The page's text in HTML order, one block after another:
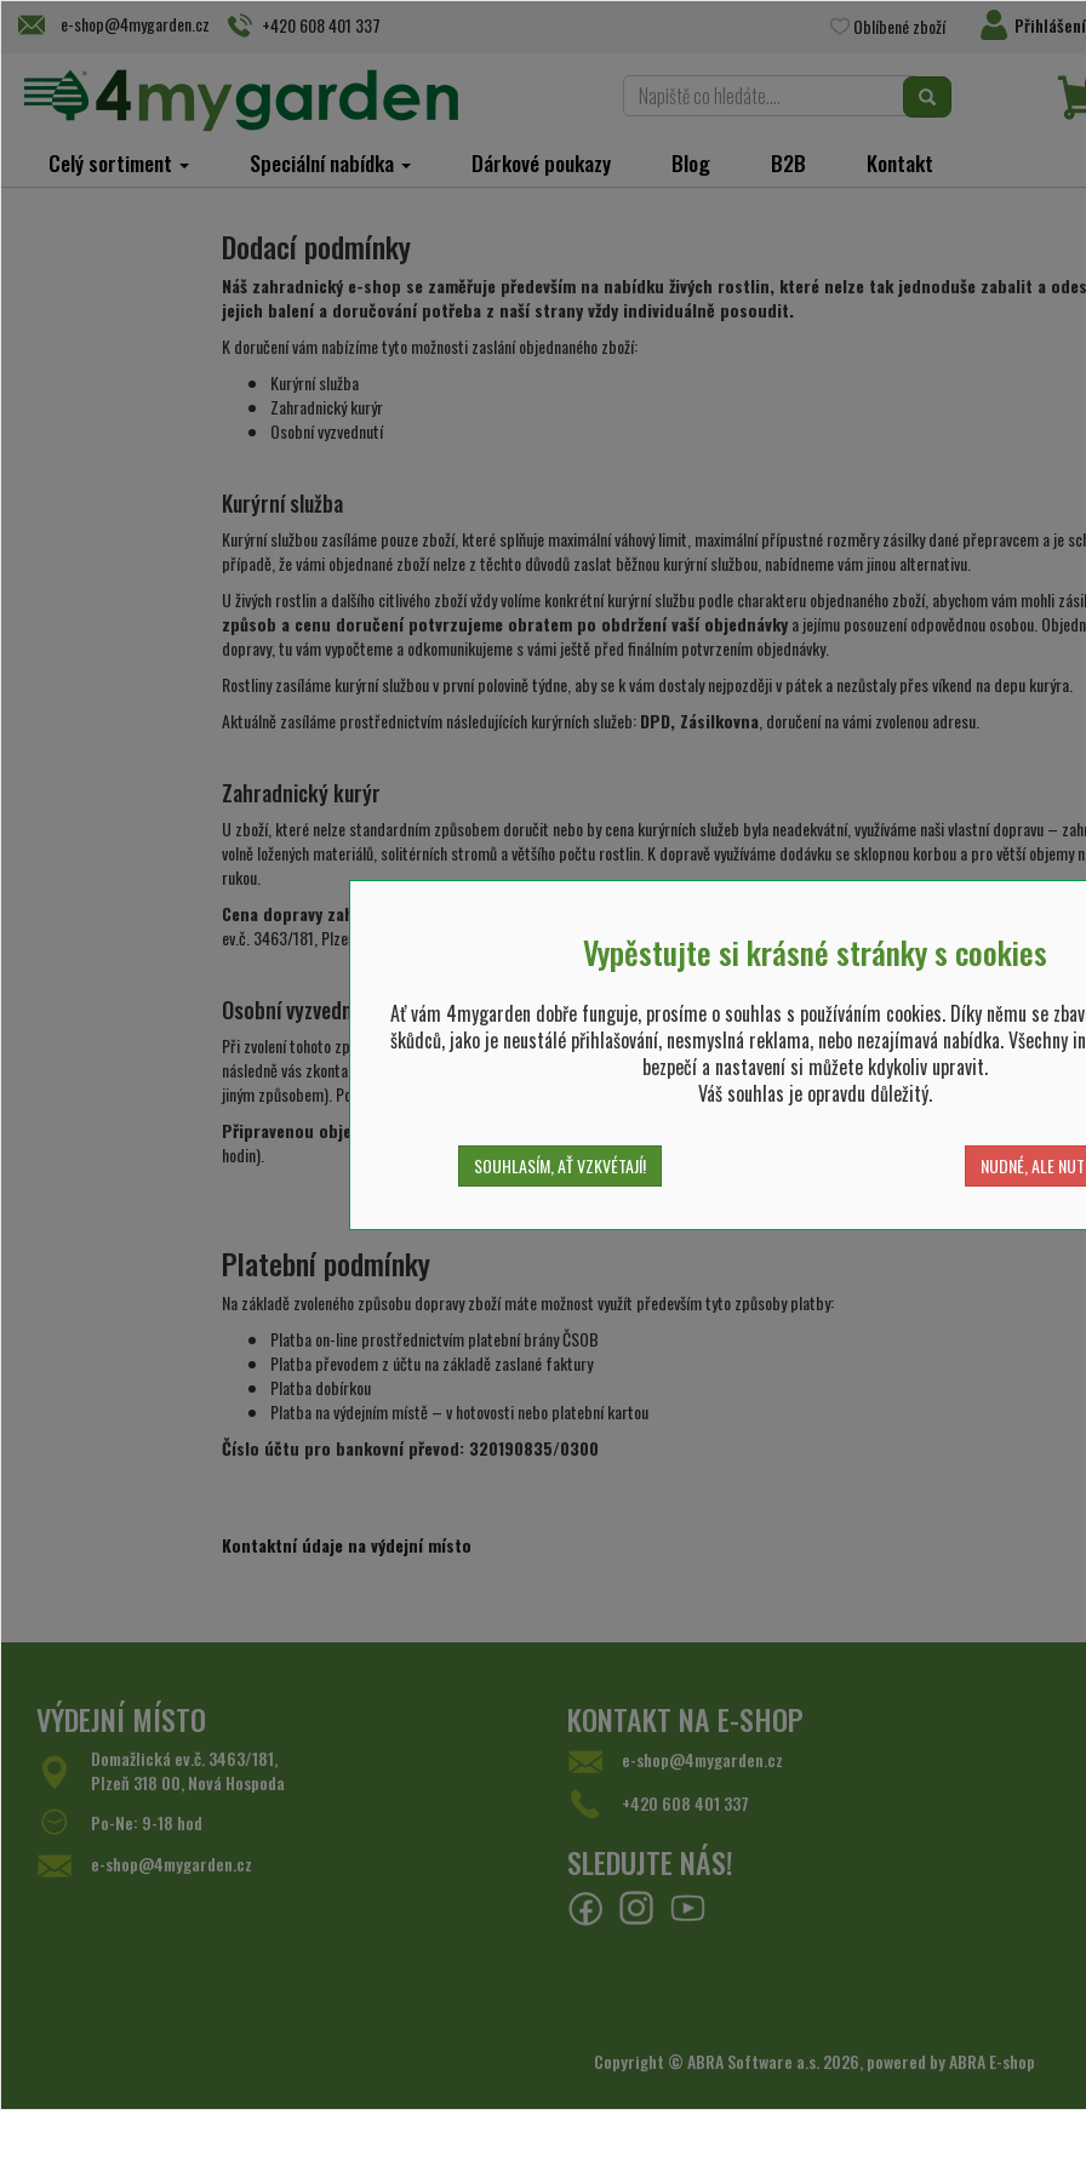
e-shop@4mygarden.cz +420 608 401 337 Oblíbené zboží Přihlášení
Celý sortiment Speciální nabídka Dárkové poukazy Blog B2B Kontakt
Dodací podmínky
Náš zahradnický e-shop se zaměřuje především na nabídku živých rostlin, které nelze tak jednoduše zabalit a
jejich balení a doručování potřeba z naší strany vždy individuálně posoudit.
K doručení vám nabízíme tyto možnosti zaslání objednaného zboží:
Kurýrní služba
Zahradnický kurýr
Osobní vyzvednutí
Kurýrní služba
Kurýrní službou zasíláme pouze zboží, které splňuje maximální váhový limit, maximální přípustné rozměry zásilky dané přepravcem a je
případě, že vámi objednané zboží nelze z těchto důvodů zaslat běžnou kurýrní službou, nabídneme vám jinou alternativu.
U živých rostlin a dalšího citlivého zboží vždy volíme konkrétní kurýrní službu podle charakteru objednaného zboží, abychom vám mohli
způsob a cenu doručení potvrzujeme obratem po obdržení vaší objednávkya jejímu posouzení odpovědnou osobou.
dopravy, tu vám vypočteme a odkomunikujeme s vámi ještě před finálním potvrzením objednávky.
Rostliny zasíláme kurýrní službou v první polovině týdne, aby se k vám dostaly nejpozději v pátek a nezůstaly přes víkend na depu kurýra.
Aktuálně zasíláme prostřednictvím následujících kurýrních služeb:DPD, Zásilkovna , doručení na vámi zvolenou adresu.
Zahradnický kurýr
U zboží, které nelze standardním způsobem doručit nebo by cena kurýrních služeb byla neadekvátní, využíváme naši vlastní dopravu –
volně ložených materiálů, solitérních stromů a většího počtu rostlin. K dopravě využíváme dodávku se sklopnou korbou a pro větší
rukou.
Cena dopravy zahradnického kurýra:
29 Kč/km, nákladní auto 49 Kč/km – cesta se počítá tam a zpět z výdejního místa
ev.č. 3463/181, Plzeň – Nová Hospoda) na adresu vykládky.
Osobní vyzvednutí
Při zvolení tohoto způsobu vám objednané zboží připravíme na výdejním místě (Západočeská zahradnická – zahradnictví Plzeň,
následně vás zkontaktujeme. V případě, že jste zvolili platbu na výdejním místě při převzetí zboží, zkompletovanou objednávku vám
jiným způsobem). Po tomto termínu budeme považovat objednávku za zrušenou.
Připravenou objednávku si můžete vyzvednout každý den v týdnu, tedy i v sobotu nebo v neděli, vždy od 9 do 18
hodin).
Platební podmínky
Na základě zvoleného způsobu dopravy zboží máte možnost využít především tyto způsoby platby:
Platba on-line prostřednictvím platební brány ČSOB
Platba převodem z účtu na základě zaslané faktury
Platba dobírkou
Platba na výdejním místě – v hotovosti nebo platební kartou
Číslo účtu pro bankovní převod: 320190835/0300
Kontaktní údaje na výdejní místo
VÝDEJNÍ MÍSTO
Domažlická ev.č. 3463/181,
Plzeň 318 00, Nová Hospoda
Po-Ne: 9-18 hod
e-shop@4mygarden.cz
KONTAKT NA E-SHOP
e-shop@4mygarden.cz
+420 608 401 337
SLEDUJTE NÁS!
Copyright © ABRA Software a.s. 2026,powered by ABRA E-shop
Vypěstujte si krásné stránky s cookies
Ať vám 4mygarden dobře funguje, prosíme o souhlas s používáním cookies. Díky němu se
škůdců, jako je neustálé přihlašování, nesmyslná reklama, nebo nezajímavá nabídka. Všechny
bezpečí a nastavení si můžete kdykoliv upravit.
Váš souhlas je opravdu důležitý.
SOUHLASÍM, AŤ VZKVÉTAJÍ! NUDNÉ, ALE